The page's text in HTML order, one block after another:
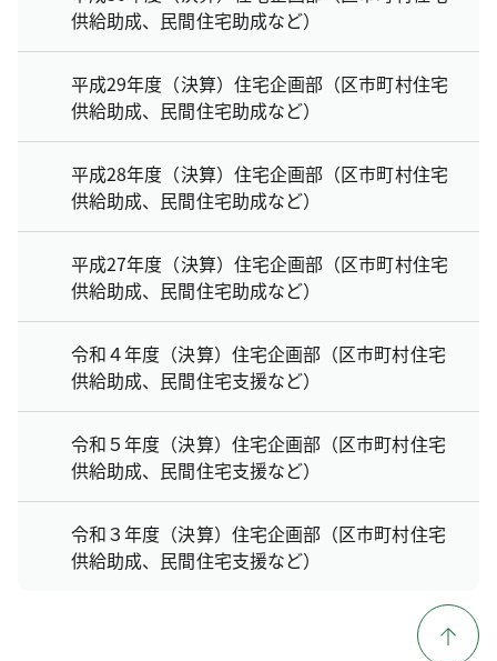
供給助成、民間住宅助成など）
平成29年度（決算）住宅企画部（区市町村住宅
供給助成、民間住宅助成など）
平成28年度（決算）住宅企画部（区市町村住宅
供給助成、民間住宅助成など）
平成27年度（決算）住宅企画部（区市町村住宅
供給助成、民間住宅助成など）
令和４年度（決算）住宅企画部（区市町村住宅
供給助成、民間住宅支援など）
令和５年度（決算）住宅企画部（区市町村住宅
供給助成、民間住宅支援など）
令和３年度（決算）住宅企画部（区市町村住宅
供給助成、民間住宅支援など）